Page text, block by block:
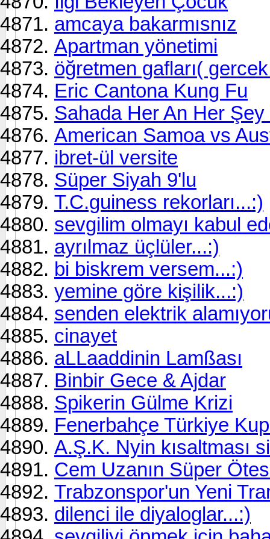
amcaya bakarmısnız
Apartman yönetimi
öğretmen gafları(
Eric Cantona Kung Fu
Sahada Her An Her Şey
American Samoa vs
ibret-ül versite
Süper Siyah 9'lu
T.C.guiness rekorları...:)
sevgilim olmayı kabul
ayrılmaz üçlüler...:)
bi biskrem versem...:)
yemine göre kişilik...:)
senden elektrik
cinayet
aLLaaddinin Lamßası
Binbir Gece & Ajdar
Spikerin Gülme Krizi
Fenerbahçe Türkiye
A.Ş.K. Nyin kısaltması
Cem Uzanın Süper
Trabzonspor'un Yeni
dilenci ile diyaloglar...:)